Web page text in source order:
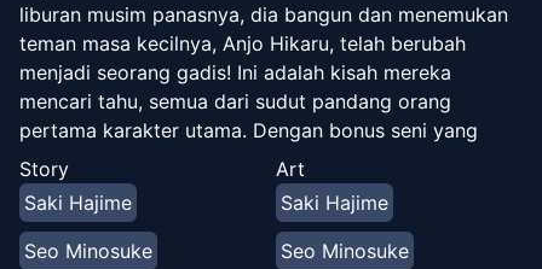
liburan musim panasnya, dia bangun dan menemukan
teman masa kecilnya, Anjo Hikaru, telah berubah
menjadi seorang gadis! Ini adalah kisah mereka
mencari tahu, semua dari sudut pandang orang
pertama karakter utama. Dengan bonus seni yang
dilakukan oleh berbagai seniman juga!
Story
Saki Hajime
Seo Minosuke
Art
Saki Hajime
Seo Minosuke